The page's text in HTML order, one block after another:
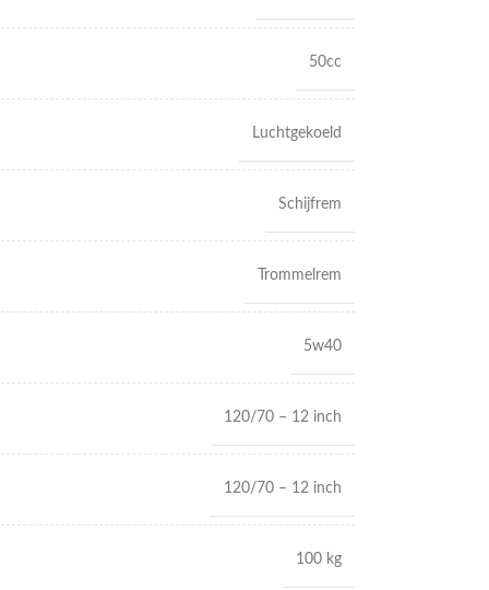
50cc
Luchtgekoeld
Schijfrem
Trommelrem
5w40
120/70 – 12 inch
120/70 – 12 inch
100 kg